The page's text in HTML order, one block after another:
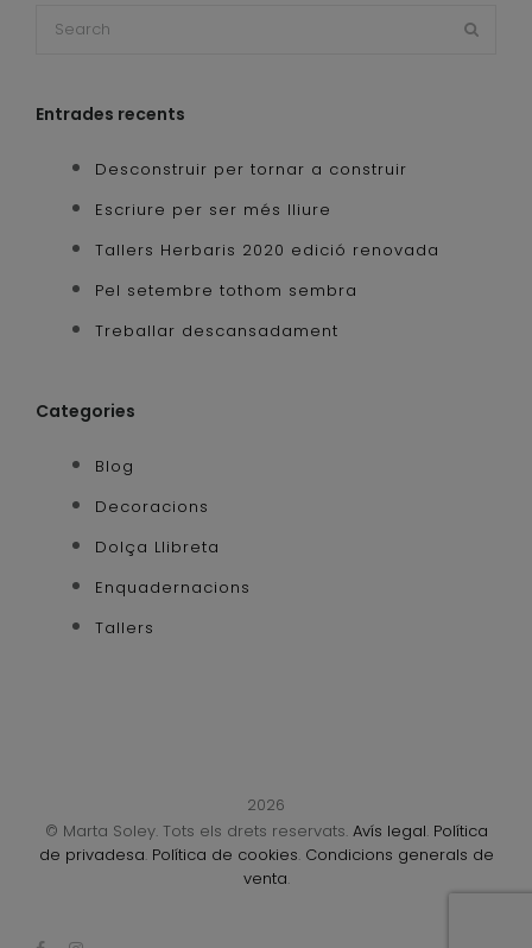
Entrades recents
Desconstruir per tornar a construir
Escriure per ser més lliure
Tallers Herbaris 2020 edició renovada
Pel setembre tothom sembra
Treballar descansadament
Categories
Blog
Decoracions
Dolça Llibreta
Enquadernacions
Tallers
2026
© Marta Soley. Tots els drets reservats. Avís legal. Política
de privadesa. Política de cookies. Condicions generals de
venta.